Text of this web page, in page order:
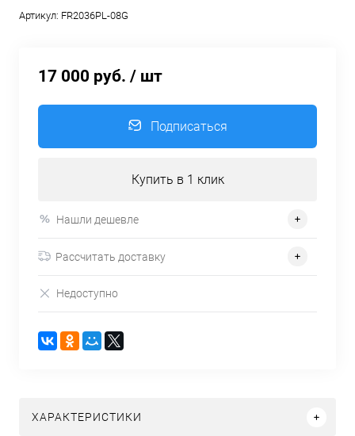
Артикул: FR2036PL-08G
17 000 руб. / шт
Подписаться
Купить в 1 клик
Нашли дешевле
Рассчитать доставку
Недоступно
ХАРАКТЕРИСТИКИ